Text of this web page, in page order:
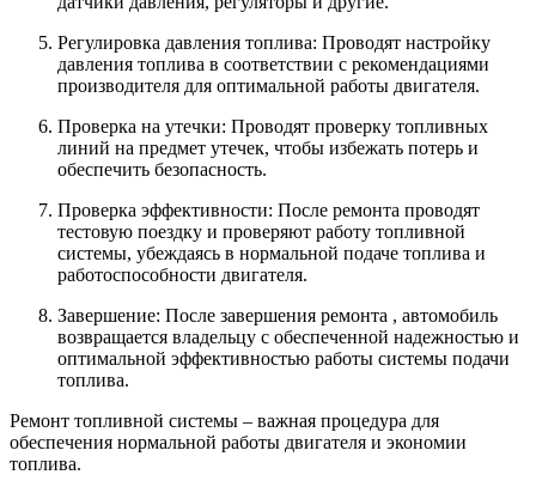
Регулировка давления топлива: Проводят настройку
давления топлива в соответствии с рекомендациями
производителя для оптимальной работы двигателя.
Проверка на утечки: Проводят проверку топливных
линий на предмет утечек, чтобы избежать потерь и
обеспечить безопасность.
Проверка эффективности: После ремонта проводят
тестовую поездку и проверяют работу топливной
системы, убеждаясь в нормальной подаче топлива и
работоспособности двигателя.
Завершение: После завершения ремонта , автомобиль
возвращается владельцу с обеспеченной надежностью и
оптимальной эффективностью работы системы подачи
топлива.
Ремонт топливной системы – важная процедура для
обеспечения нормальной работы двигателя и экономии
топлива.